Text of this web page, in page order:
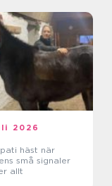
2026
häst när
små signaler
allt